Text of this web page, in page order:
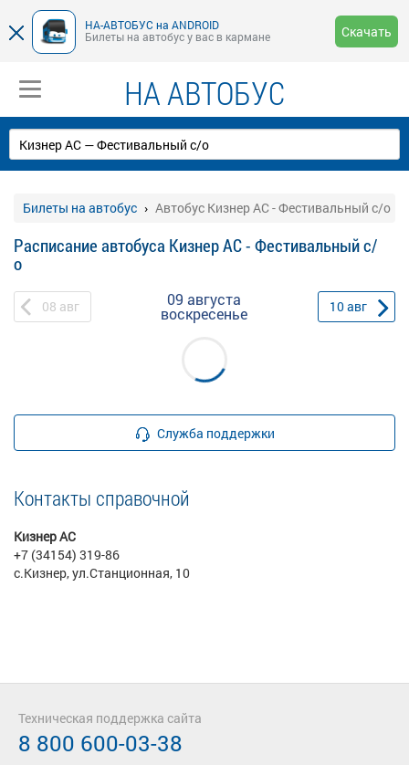
НА-АВТОБУС на ANDROID
Билеты на автобус у вас в кармане
Скачать
НА АВТОБУС
Билеты на автобус Автобус Кизнер АС - Фестивальный с/о
Расписание автобуса Кизнер АС - Фестивальный с/
о
08 авг 09 августа
воскресенье 10авг
Служба поддержки
Контакты справочной
Кизнер АС
+7 (34154) 319-86
с.Кизнер, ул.Станционная, 10
Техническая поддержка сайта
8 800 600-03-38